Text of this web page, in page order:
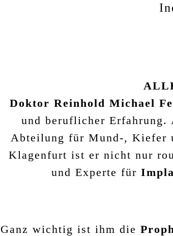
Doktor Reinhold Michael
und beruflicher
Abteilung für Mund-, Kiefer
Klagenfurt ist er nicht nur
und Experte für
Ganz wichtig ist ihm die